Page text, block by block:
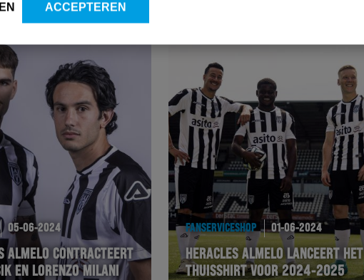
ACCEPTEREN
05-06-2024
ALMELO CONTRACTEERT
EN LORENZO MILANI
FANSERVICESHOP 01-06-2024
HERACLES ALMELO LANCEERT HET
THUISSHIRT VOOR 2024-2025